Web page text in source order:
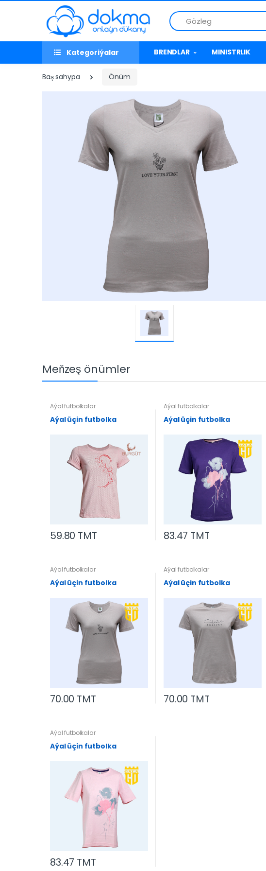
Gözleg
Kategoriýalar BRENDLAR MINISTRLIK
Baş sahypa Önüm
Meňzeş önümler
Aýal futbolkalar
Aýal üçin futbolka
59.80 TMT
Aýal futbolkalar
Aýal üçin futbolka
83.47 TMT
Aýal futbolkalar
Aýal üçin futbolka
70.00 TMT
Aýal futbolkalar
Aýal üçin futbolka
70.00 TMT
Aýal futbolkalar
Aýal üçin futbolka
83.47 TMT